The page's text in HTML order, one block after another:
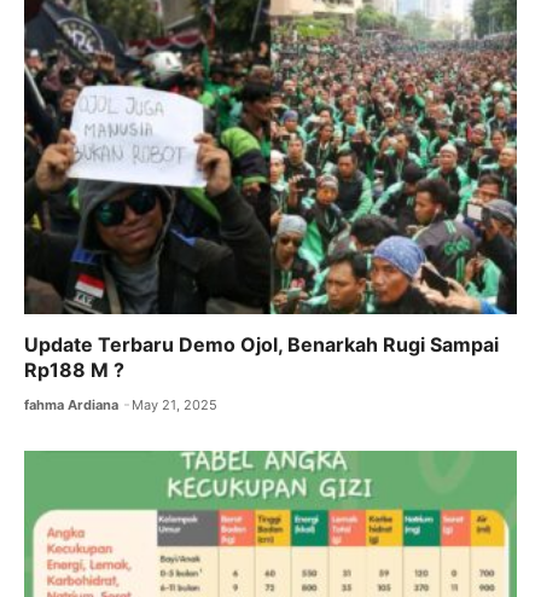
Update Terbaru Demo Ojol, Benarkah Rugi Sampai
Rp188 M ?
fahma Ardiana May 21, 2025